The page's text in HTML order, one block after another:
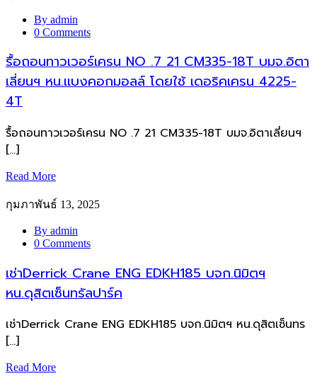
By admin
0 Comments
รื้อถอนทาวเวอร์เครน NO .7 21 CM335-18T บมจ.อิตา
เลี่ยนฯ หน.แบงคอกมอลล์ โดยใช้ เดอริคเครน 4225-
4T
รื้อถอนทาวเวอร์เครน NO .7 21 CM335-18T บมจ.อิตาเลี่ยนฯ
[…]
Read More
กุมภาพันธ์ 13, 2025
By admin
0 Comments
เช่าDerrick Crane ENG EDKH185 บจก.นิมิตฯ
หน.ดุสิตเซ็นทรัลปาร์ค
เช่าDerrick Crane ENG EDKH185 บจก.นิมิตฯ หน.ดุสิตเซ็นทร
[…]
Read More